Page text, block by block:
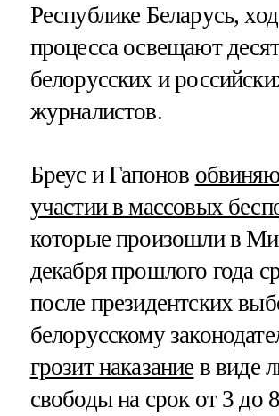
Республике Беларусь, ход
процесса освещают
белорусских и
журналистов.
Бреус и Гапонов
участии в массовых
которые произошли в
декабря прошлого года
после президентских
белорусскому
грозит наказание в виде
свободы на срок от 3 до